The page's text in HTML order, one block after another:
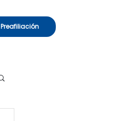
Preafiliación